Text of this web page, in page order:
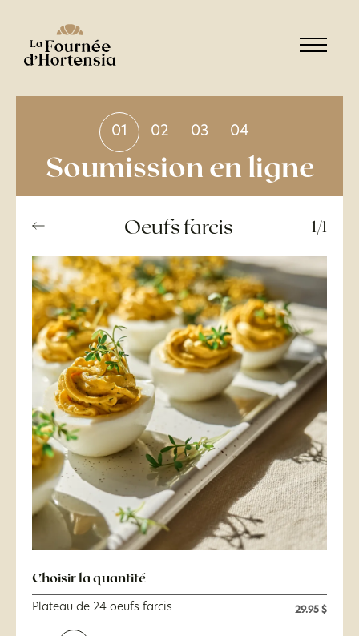
01 02 03 04
Soumission en ligne
Oeufs farcis 1/1
Choisir la quantité
Plateau de 24 oeufs farcis 29.95 $